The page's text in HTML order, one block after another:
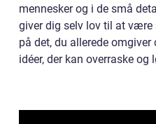
mennesker og i de små
giver dig selv lov til at være
på det, du allerede
idéer, der kan overraske og